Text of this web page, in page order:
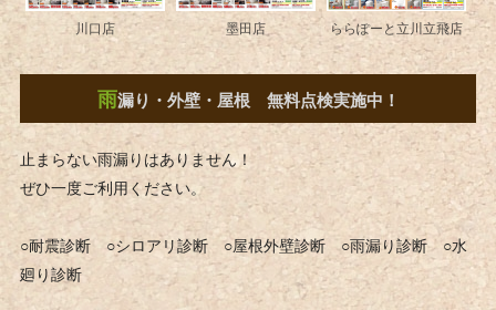
川口店 墨田店 ららぽーと立川立飛店
雨漏り・外壁・屋根 無料点検実施中！
止まらない雨漏りはありません！
ぜひ一度ご利用ください。
○耐震診断 ○シロアリ診断 ○屋根外壁診断 ○雨漏り診断 ○水
廻り診断